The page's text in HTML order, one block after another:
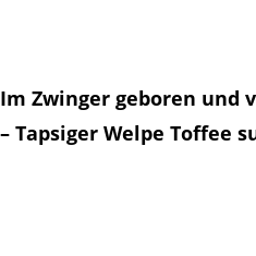
Im Zwinger geboren und
– Tapsiger Welpe Toffee